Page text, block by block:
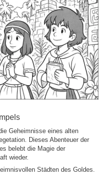
Geheimnisse eines alten
Dieses Abenteuer der
belebt die Magie der
wieder.
Städten des Goldes.